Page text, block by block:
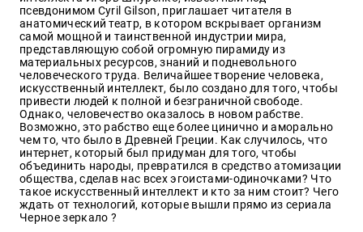
псевдонимом Cyril Gilson, приглашает читателя в
анатомический театр, в котором вскрывает организм
самой мощной и таинственной индустрии мира,
представляющую собой огромную пирамиду из
материальных ресурсов, знаний и подневольного
человеческого труда. Величайшее творение человека,
искусственный интеллект, было создано для того, чтобы
привести людей к полной и безграничной свободе.
Однако, человечество оказалось в новом рабстве.
Возможно, это рабство еще более цинично и аморально
чем то, что было в Древней Греции. Как случилось, что
интернет, который был придуман для того, чтобы
объединить народы, превратился в средство атомизации
общества, сделав нас всех эгоистами-одиночками? Что
такое искусственный интеллект и кто за ним стоит? Чего
ждать от технологий, которые вышли прямо из сериала
Черное зеркало ?
Культура
и
Искусство
Поэзия
Кухня,
гастрономия,
кулинария
Оптовикам
Авторам
Контакты